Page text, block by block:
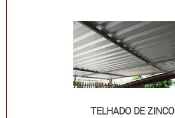
TELHADO DE ZINCO